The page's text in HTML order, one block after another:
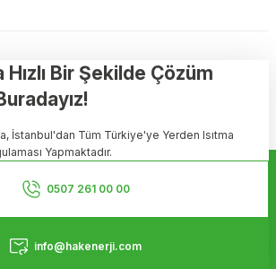
teşekkür ederiz.
bozuk veya görüntülenemiyor.
eksik bilgiler bulunuyor.
bulunuyor.
daha pahalı.
alternatifler olmalı.
Hızlı Bir Şekilde Çözüm
İstanbul'dan Tüm Türkiye'ye Yerden Isıtma
Yapmaktadır.
0507 261 00 00
info@hakenerji.com